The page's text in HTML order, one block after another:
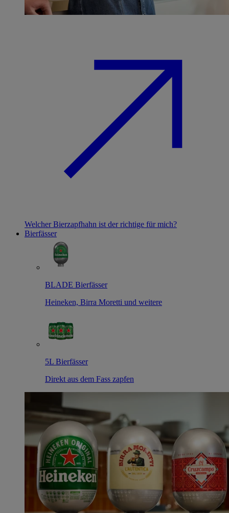
Welcher Bierzapfhahn ist der richtige für mich?
Bierfässer
BLADE Bierfässer
Heineken, Birra Moretti und weitere
5L Bierfässer
Direkt aus dem Fass zapfen